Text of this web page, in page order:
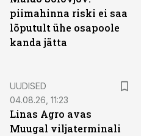
piimahinna riski ei saa
lõputult ühe osapoole
kanda jätta
UUDISED
04.08.26, 11:23
Linas Agro avas
Muugal viljaterminali